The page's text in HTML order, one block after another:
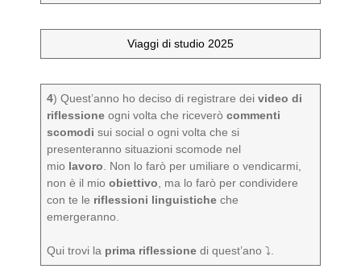
Viaggi di studio 2025
4) Quest’anno ho deciso di registrare deivideo di
riflessioneogni volta che riceveròcommenti
scomodisui social o ogni volta che si
presenteranno situazioni scomode nel
mio lavoro . Non lo farò per umiliare o vendicarmi,
non è il mioobiettivo , ma lo farò per condividere
con te le riflessioni linguistiche che
emergeranno.
Qui trovi la prima riflessione di quest’ano ⤵️.